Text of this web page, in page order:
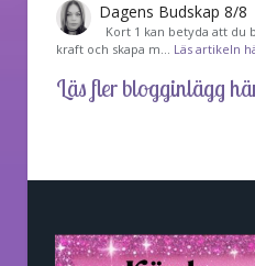
Dagens Budskap 8/8
Kort 1 kan betyda att du
kraft och skapa m… Läs artikeln
Läs fler blogginlägg